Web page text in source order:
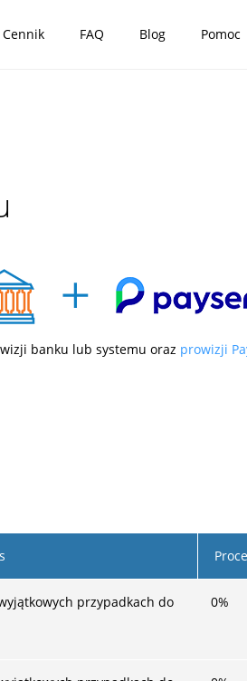
Cennik FAQ Blog Pomoc
banku lub systemu oraz prowizji
przypadkach do
0%